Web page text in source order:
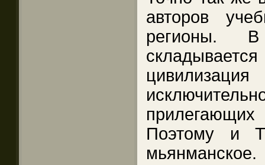
авторов
регионы.
Поэтому и
мьянманское.